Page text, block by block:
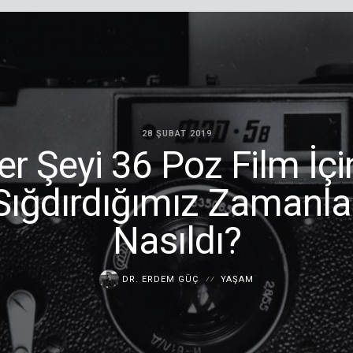
28 ŞUBAT 2019
Şeyi 36 Poz Film
Nasıldı?
DR. ERDEM GÜÇ YAŞAM